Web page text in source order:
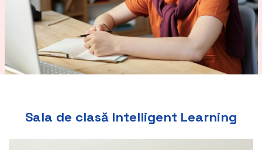
Sala de clasă Intelligent Learning